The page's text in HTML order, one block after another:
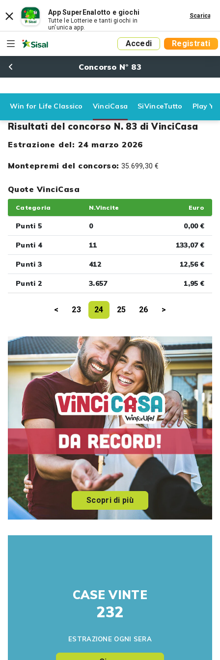
App SuperEnalotto e giochi
Tutte le Lotterie e tanti giochi in
un'unica app.
Scarica
Accedi Registrati
Concorso N° 83
Win for Life Classico VinciCasa SiVinceTutto Play
Risultati del concorso N. 83 di VinciCasa
Estrazione del: 24 marzo 2026
Montepremi del concorso: 35.699,30 €
Quote VinciCasa
Categoria N.Vincite Euro
Punti 5 0 0,00 €
Punti 4 11 133,07 €
Punti 3 412 12,56 €
Punti 2 3.657 1,95 €
< 23 24 25 26 >
Scopri di più
CASE VINTE
232
ESTRAZIONE OGNI SERA